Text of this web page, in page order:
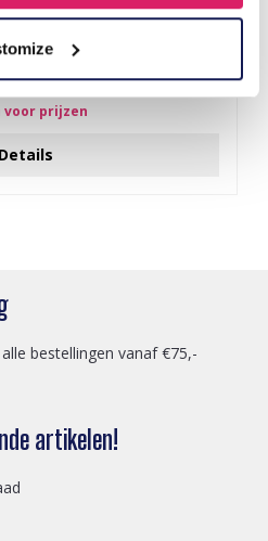
voor prijzen
Details
bestellingen vanaf €75,-
artikelen!